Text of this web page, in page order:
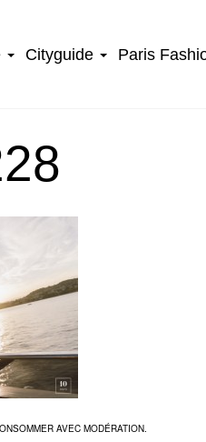
Cityguide Paris
AVEC MODÉRATION.